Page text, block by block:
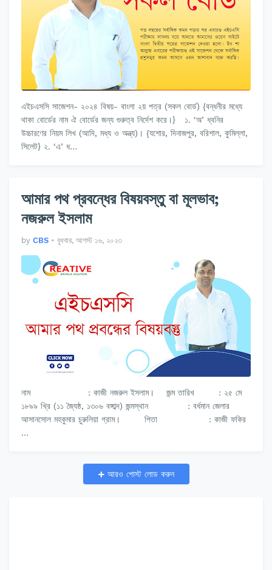
এইচএসসি সাজেশন- ২০২৪ বিষয়- বাংলা ২য় পত্র (সকল বোর্ড) {বন্ধনীর মধ্যে
থাকা বোর্ডের নাম ঐ বোর্ডের জন্য গুরুত্ব নির্দেশ করে।} ১. ‘অ’ ধ্বনির
উচ্চারণের নিয়ম লিখ (আদি, মধ্য ও অন্ত্য)। {যশোর, দিনাজপুর, বরিশাল, কুমিল্লা,
সিলেট} ২. ‘এ’ ধ…
আমার পথ প্রবন্ধের বিষয়বস্তু বা মূলভাব;
নজরুল ইসলাম
by CBS • বুধবার, আগস্ট ১৬, ২০২৩
নাম : কাজী নজরুল ইসলাম। জন্ম তারিখ : ২৫ মে
১৮৯৯ খ্রি (১১ জ্যৈষ্ঠ, ১৩০৬ বঙ্গাব্দ) জন্মস্থান : বর্ধমান জেলার
আসানসোল মহকুমার চুরুলিয়া গ্রাম। পিতা : কাজী ফকির
…
আরও পোস্ট লোড করুন